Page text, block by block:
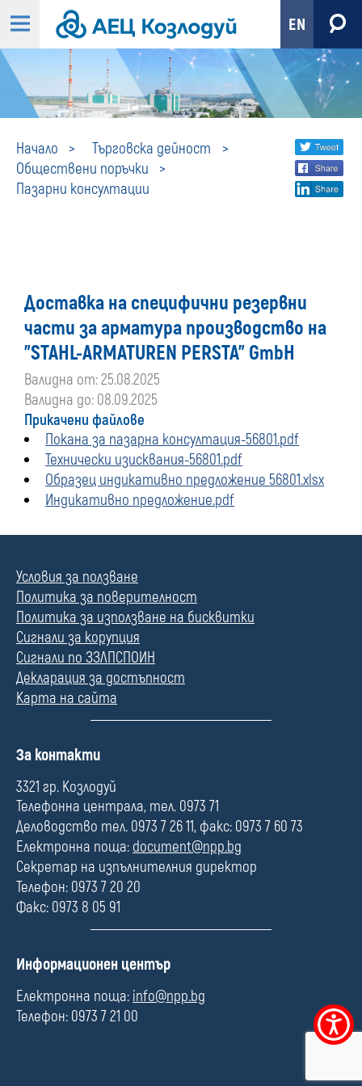
Меню
за
EN
Начало
Търговска дейност
Обществени поръчки
Пазарни консултации
Пазарни
консултации
Share
social
Доставка на специфични резервни
части за арматура производство на
"STAHL-ARMATUREN PERSTA" GmbH
Валидна от: 25.08.2025
Валидна до: 08.09.2025
Прикачени файлове
Покана за пазарна консултация-56801.pdf
Технически изисквания-56801.pdf
Образец индикативно предложение 56801.xlsx
Индикативно предложение.pdf
Условия за ползване
Политика за поверителност
Политика за използване на бисквитки
Сигнали за корупция
Сигнали по ЗЗЛПСПОИН
Декларация за достъпност
Карта на сайта
П
л
е
За контакти
3321 гр. Козлодуй
Телефонна централа, тел. 0973 71
Деловодство тел. 0973 7 26 11, факс: 0973 7 60 73
Електронна поща: document@npp.bg
Секретар на изпълнителния директор
Телефон: 0973 7 20 20
Факс: 0973 8 05 91
П
л
е
Информационен център
Електронна поща: info@npp.bg
Телефон: 0973 7 21 00